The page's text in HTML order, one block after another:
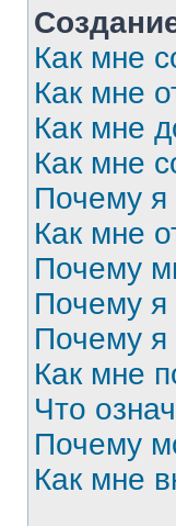
Как мне
Как мне
Как мне
Как мне
Почему я
Как мне
Почему
Почему я
Почему я
Как мне
Что
Почему
Как мне